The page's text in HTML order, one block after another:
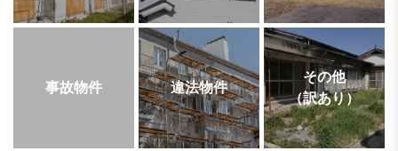
事故物件 違法物件
その他
（訳あり）